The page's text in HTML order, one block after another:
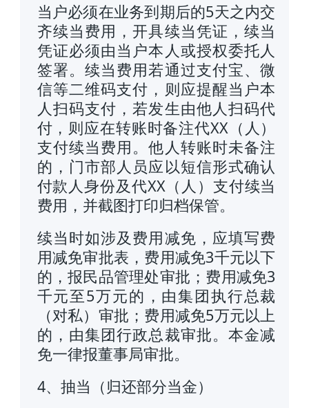
当户必须在业务到期后的5天之内交
齐续当费用，开具续当凭证，续当
凭证必须由当户本人或授权委托人
签署。续当费用若通过支付宝、微
信等二维码支付，则应提醒当户本
人扫码支付，若发生由他人扫码代
付，则应在转账时备注代XX（人）
支付续当费用。他人转账时未备注
的，门市部人员应以短信形式确认
付款人身份及代XX（人）支付续当
费用，并截图打印归档保管。
续当时如涉及费用减免，应填写费
用减免审批表，费用减免3千元以下
的，报民品管理处审批；费用减免3
千元至5万元的，由集团执行总裁
（对私）审批；费用减免5万元以上
的，由集团行政总裁审批。本金减
免一律报董事局审批。
4、抽当（归还部分当金）